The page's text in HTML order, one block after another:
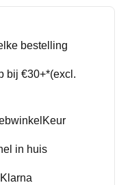
bestelling
bij €30+*(excl.
in huis